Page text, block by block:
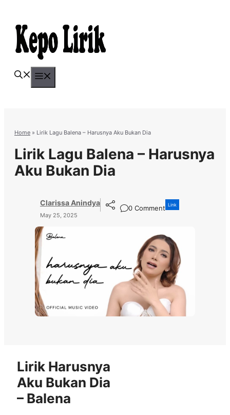
content
Home » Lirik Lagu Balena – Harusnya Aku Bukan Dia
Lirik Lagu Balena – Harusnya
Aku Bukan Dia
Clarissa Anindya
May 25, 2025
0 Comment Link
Lirik Harusnya
Aku Bukan Dia
– Balena